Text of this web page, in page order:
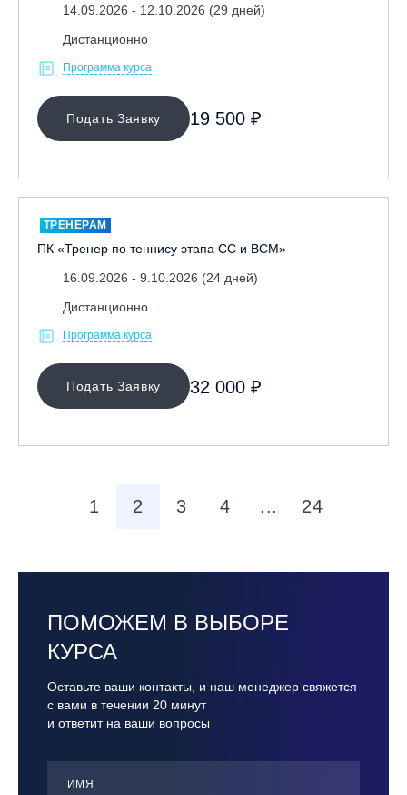
14.09.2026 - 12.10.2026 (29 дней)
Дистанционно
Программа курса
Подать Заявку 19 500 ₽
ТРЕНЕРАМ
ПК «Тренер по теннису этапа СС и ВСМ»
16.09.2026 - 9.10.2026 (24 дней)
Дистанционно
Программа курса
Подать Заявку 32 000 ₽
1 2 3 4 ... 24
ПОМОЖЕМ В ВЫБОРЕ
КУРСА
Оставьте ваши контакты, и наш менеджер свяжется
с вами в течении 20 минут
и ответит на ваши вопросы
ИМЯ